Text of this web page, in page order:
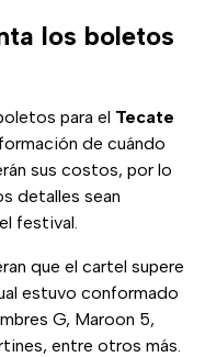
los boletos
para el Tecate
de cuándo
sus costos, por lo
detalles sean
festival.
que el cartel supere
estuvo conformado
G, Maroon 5,
entre otros más.